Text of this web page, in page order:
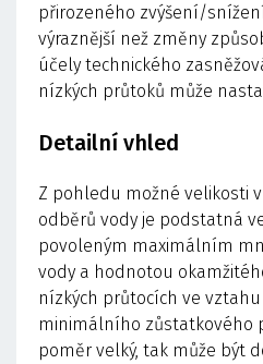
přirozeného zvýšení/
výraznější než změny
účely technického
nízkých průtoků může
Detailní vhled
Z pohledu možné velikosti
odběrů vody je podstatná
povoleným maximálním
vody a hodnotou
nízkých průtocích ve
minimálního zůstatkového
poměr velký, tak může být